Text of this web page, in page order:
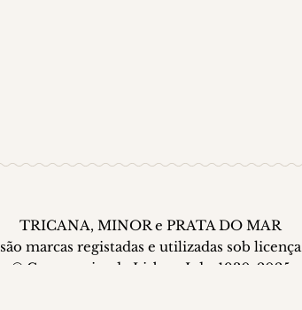
TRICANA, MINOR e PRATA DO MAR
são marcas registadas e utilizadas sob licença
© Conserveira de Lisboa, Lda. 1930-2025